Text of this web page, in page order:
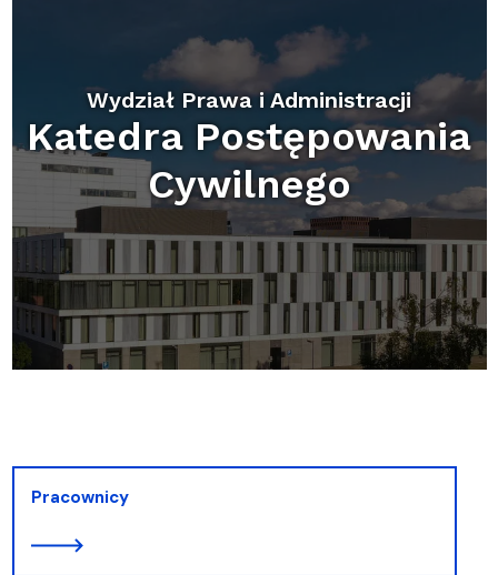
Wydział Prawa i Administracji
Katedra Postępowania
Cywilnego
Pracownicy